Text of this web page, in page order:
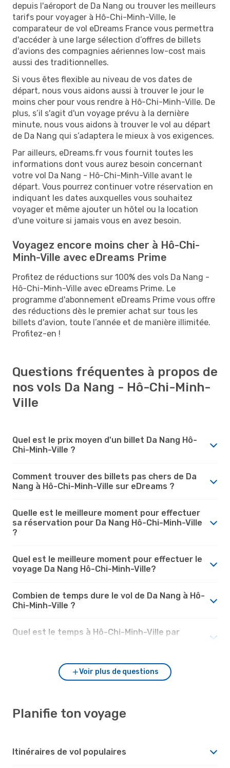
depuis l'aéroport de Da Nang ou trouver les meilleurs
tarifs pour voyager à Hô-Chi-Minh-Ville, le
comparateur de vol eDreams France vous permettra
d'accéder à une large sélection d’offres de billets
d'avions des compagnies aériennes low-cost mais
aussi des traditionnelles.
Si vous êtes flexible au niveau de vos dates de
départ, nous vous aidons aussi à trouver le jour le
moins cher pour vous rendre à Hô-Chi-Minh-Ville. De
plus, s’il s'agit d'un voyage prévu à la dernière
minute, nous vous aidons à trouver le vol au départ
de Da Nang qui s’adaptera le mieux à vos exigences.
Par ailleurs, eDreams.fr vous fournit toutes les
informations dont vous aurez besoin concernant
votre vol Da Nang - Hô-Chi-Minh-Ville avant le
départ. Vous pourrez continuer votre réservation en
indiquant les dates auxquelles vous souhaitez
voyager et même ajouter un hôtel ou la location
d'une voiture si jamais vous en avez besoin.
Voyagez encore moins cher à Hô-Chi-
Minh-Ville avec eDreams Prime
Profitez de réductions sur 100% des vols Da Nang -
Hô-Chi-Minh-Ville avec eDreams Prime. Le
programme d'abonnement eDreams Prime vous offre
des réductions dès le premier achat sur tous les
billets d'avion, toute l’année et de manière illimitée.
Profitez-en !
Questions fréquentes à propos de
nos vols Da Nang - Hô-Chi-Minh-
Ville
Quel est le prix moyen d'un billet Da Nang Hô-
Chi-Minh-Ville ?
Comment trouver des billets pas chers de Da
Nang à Hô-Chi-Minh-Ville sur eDreams ?
Quelle est le meilleure moment pour effectuer
sa réservation pour Da Nang Hô-Chi-Minh-Ville
?
Quel est le meilleure moment pour effectuer le
voyage Da Nang Hô-Chi-Minh-Ville?
Combien de temps dure le vol de Da Nang à Hô-
Chi-Minh-Ville ?
Quel est le temps à Hô-Chi-Minh-Ville par
Voir plus de questions
Planifie ton voyage
Itinéraires de vol populaires